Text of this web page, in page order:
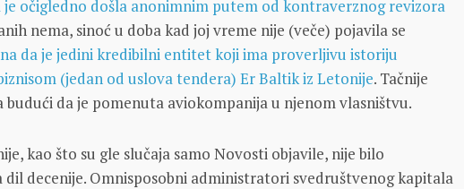
je očigledno došla anonimnim putem od kontraverznog revizora
nema, sinoć u doba kad joj vreme nije (veče) pojavila se
da je jedini kredibilni entitet koji ima proverljivu istoriju
(jedan od uslova tendera) Er Baltik iz Letonije. Tačnije
budući da je pomenuta aviokompanija u njenom vlasništvu.
kao što su gle slučaja samo Novosti objavile, nije bilo
dil decenije. Omnisposobni administratori svedruštvenog kapitala